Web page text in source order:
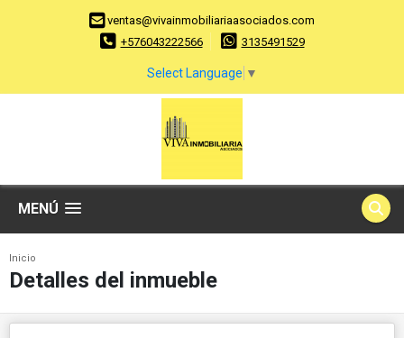
ventas@vivainmobiliariaasociados.com
+576043222566
3135491529
Select Language ▼
MENÚ
Inicio
Detalles del inmueble